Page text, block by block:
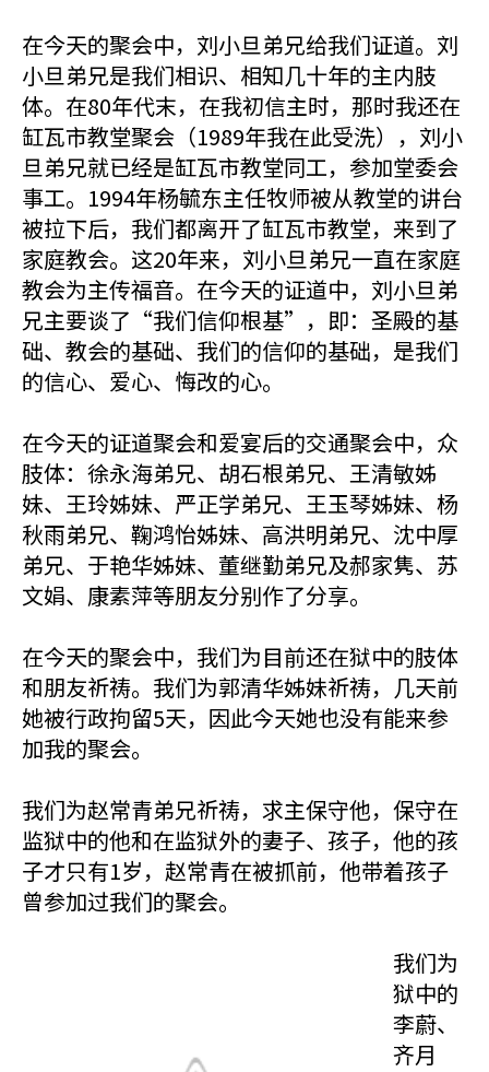
在今天的聚会中，刘小旦弟兄给我们证道。刘
小旦弟兄是我们相识、相知几十年的主内肢
体。在80年代末，在我初信主时，那时我还在
缸瓦市教堂聚会（1989年我在此受洗），刘小
旦弟兄就已经是缸瓦市教堂同工，参加堂委会
事工。1994年杨毓东主任牧师被从教堂的讲台
被拉下后，我们都离开了缸瓦市教堂，来到了
家庭教会。这20年来，刘小旦弟兄一直在家庭
教会为主传福音。在今天的证道中，刘小旦弟
兄主要谈了“我们信仰根基”，即：圣殿的基
础、教会的基础、我们的信仰的基础，是我们
的信心、爱心、悔改的心。
在今天的证道聚会和爱宴后的交通聚会中，众
肢体：徐永海弟兄、胡石根弟兄、王清敏姊
妹、王玲姊妹、严正学弟兄、王玉琴姊妹、杨
秋雨弟兄、鞠鸿怡姊妹、高洪明弟兄、沈中厚
弟兄、于艳华姊妹、董继勤弟兄及郝家隽、苏
文娟、康素萍等朋友分别作了分享。
在今天的聚会中，我们为目前还在狱中的肢体
和朋友祈祷。我们为郭清华姊妹祈祷，几天前
她被行政拘留5天，因此今天她也没有能来参
加我的聚会。
我们为赵常青弟兄祈祷，求主保守他，保守在
监狱中的他和在监狱外的妻子、孩子，他的孩
子才只有1岁，赵常青在被抓前，他带着孩子
曾参加过我们的聚会。
我们为
狱中的
李蔚、
齐月